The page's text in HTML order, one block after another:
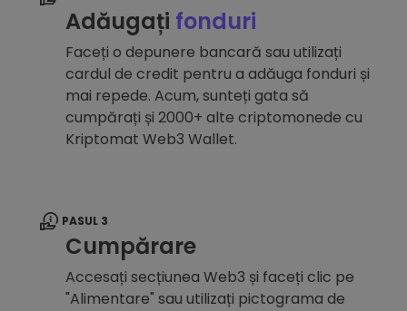
Adăugați fonduri
Faceți o depunere bancară sau utilizați
cardul de credit pentru a adăuga fonduri și
mai repede. Acum, sunteți gata să
cumpărați și 2000+ alte criptomonede cu
Kriptomat Web3 Wallet.
PASUL 3
Cumpărare
Accesați secțiunea Web3 și faceți clic pe
"Alimentare" sau utilizați pictograma de